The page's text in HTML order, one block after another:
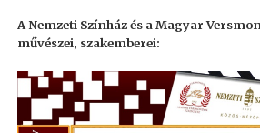
A Nemzeti Színház és a Magyar
művészei, szakemberei: